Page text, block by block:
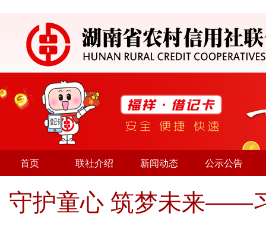
首页 联社介绍 新闻动态 公示公告
守护童心 筑梦未来——